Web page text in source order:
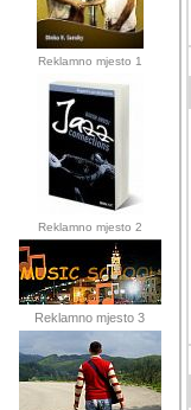
Reklamno mjesto 1
Reklamno mjesto 2
Reklamno mjesto 3